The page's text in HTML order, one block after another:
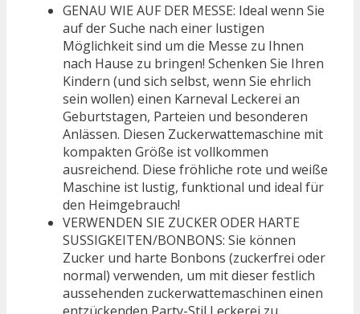
GENAU WIE AUF DER MESSE: Ideal wenn Sie
auf der Suche nach einer lustigen
Möglichkeit sind um die Messe zu Ihnen
nach Hause zu bringen! Schenken Sie Ihren
Kindern (und sich selbst, wenn Sie ehrlich
sein wollen) einen Karneval Leckerei an
Geburtstagen, Parteien und besonderen
Anlässen. Diesen Zuckerwattemaschine mit
kompakten Größe ist vollkommen
ausreichend. Diese fröhliche rote und weiße
Maschine ist lustig, funktional und ideal für
den Heimgebrauch!
VERWENDEN SIE ZUCKER ODER HARTE
SUSSIGKEITEN/BONBONS: Sie können
Zucker und harte Bonbons (zuckerfrei oder
normal) verwenden, um mit dieser festlich
aussehenden zuckerwattemaschinen einen